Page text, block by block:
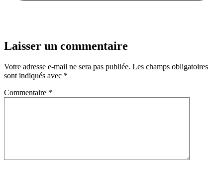
Laisser un commentaire
Votre adresse e-mail ne sera pas publiée. Les champs obligatoires
sont indiqués avec *
Commentaire *